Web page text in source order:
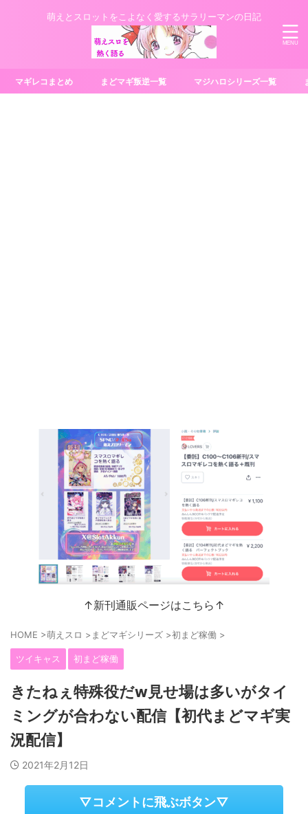
萌えとスロットをこよなく愛するサラリーマンの日記
マギレコまとめ まどマギ叛逆一覧 マジハロシリーズ一覧
↑新刊通販ページはこちら↑
HOME >萌えスロ > まどマギシリーズ >初まど稼働 >
ツイキャス 初まど稼働
きたねぇ特殊役だw見せ場は多いがタイ
ミングが合わない配信【初代まどマギ実
況配信】
2021年2月12日
▽コメントに飛ぶボタン▽